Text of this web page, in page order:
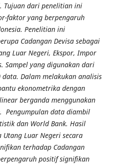
Tujuan dari penelitian ini
faktor yang berpengaruh
Penelitian ini
Cadangan Devisa sebagai
Luar Negeri, Ekspor, Impor
Sampel yang digunakan dari
Dalam melakukan analisis
ekonometrika dengan
berganda menggunakan
Pengumpulan data diambil
dan World Bank. Hasil
Luar Negeri secara
terhadap Cadangan
positif signifikan